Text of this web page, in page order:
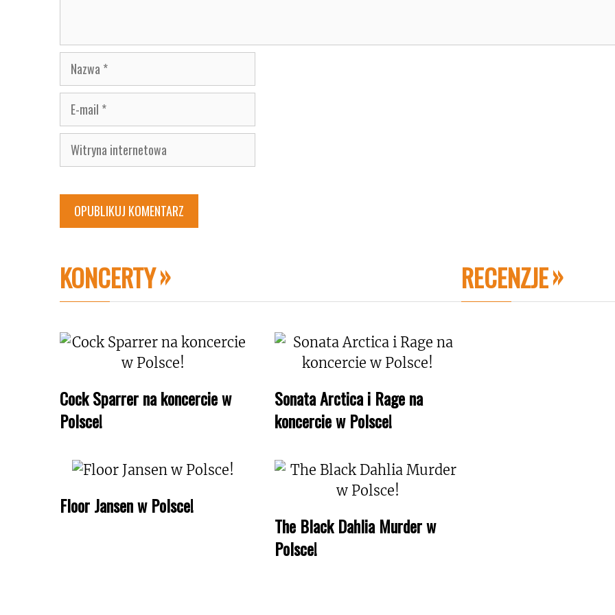
Nazwa
E-
mail
Witryna
internetowa
KONCERTY
Cock Sparrer na koncercie w
Polsce!
Sonata Arctica i Rage na
koncercie w Polsce!
Floor Jansen w Polsce!
The Black Dahlia Murder w
Polsce!
RECENZJE